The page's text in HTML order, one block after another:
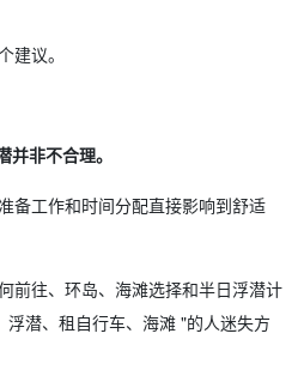
建议。
非不合理。
备工作和时间分配直接影响到舒适
前往、环岛、海滩选择和半日浮潜计
潜、租自行车、海滩 "的人迷失方